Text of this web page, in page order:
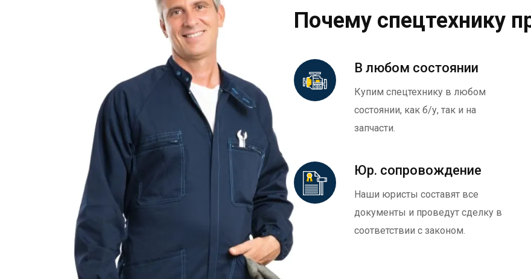
Почему спецтехнику
В любом состоянии
Купим спецтехнику в любом
состоянии, как б/у, так и на
запчасти.
Юр. сопровождение
Наши юристы составят все
документы и проведут сделку в
соответствии с законом.